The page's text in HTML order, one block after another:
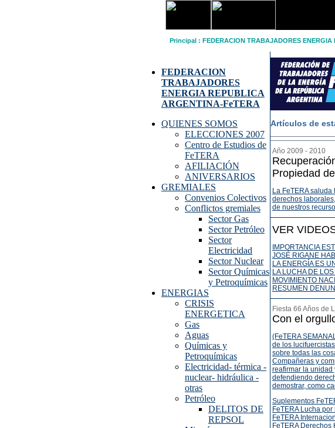
Principal : FEDERACION TRABAJADORES
FEDERACION
TRABAJADORES
ENERGIA REPUBLICA
ARGENTINA-FeTERA
QUIENES SOMOS
ELECCIONES 2007
Centro de Estudios de
FeTERA
AFILIACIÓN
ANIVERSARIOS
GREMIALES
Convenios Colectivos
Conflictos gremiales
Sector Gas
Sector Petróleo
Sector
Electricidad
Sector Nuclear
Sector Químicas
y Petroquímicas
ENERGIAS
CRISIS
ENERGETICA
Gas
Aguas
Químicas y
Petroquímicas
Electricidad- térmica -
nuclear- hidráulica -
otras
Petróleo
DELITOS DE
REPSOL
Artículos de
Año 2009 - 2010
Propiedad
La FeTERA
derechos
de nuestros
VER
IMPORTANCIA
JOSÉ RIGANE
LA ENERGÍA ES
LA LUCHA DE
MOVIMIENTO
RESUMEN
Fiesta 66 Años de
Con el
(FeTERA
de los
sobre todas las
Compañeras y
reafirmar la unidad
defendiendo
demostrar, como
Suplementos
FeTERA Lucha
FeTERA
FeTERA Derechos